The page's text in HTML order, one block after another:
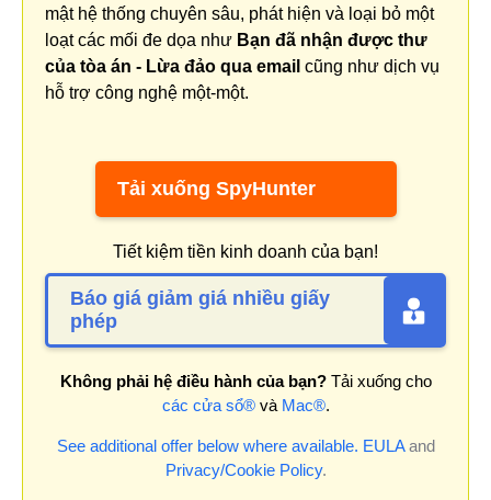
mật hệ thống chuyên sâu, phát hiện và loại bỏ một
loạt các mối đe dọa như Bạn đã nhận được thư
của tòa án - Lừa đảo qua email cũng như dịch vụ
hỗ trợ công nghệ một-một.
Tải xuống SpyHunter
Tiết kiệm tiền kinh doanh của bạn!
Báo giá giảm giá nhiều giấy
phép
Không phải hệ điều hành của bạn?Tải xuống cho
các cửa sổ®và Mac®.
See additional offer below where available. EULAand
Privacy/Cookie Policy.